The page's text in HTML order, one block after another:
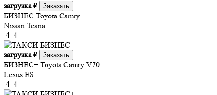
загрузка₽ Заказать
БИЗНЕС Toyota Camry
Nissan Teana
4 4
загрузка₽ Заказать
БИЗНЕС+ Toyota Camry V70
Lexus ES
4 4